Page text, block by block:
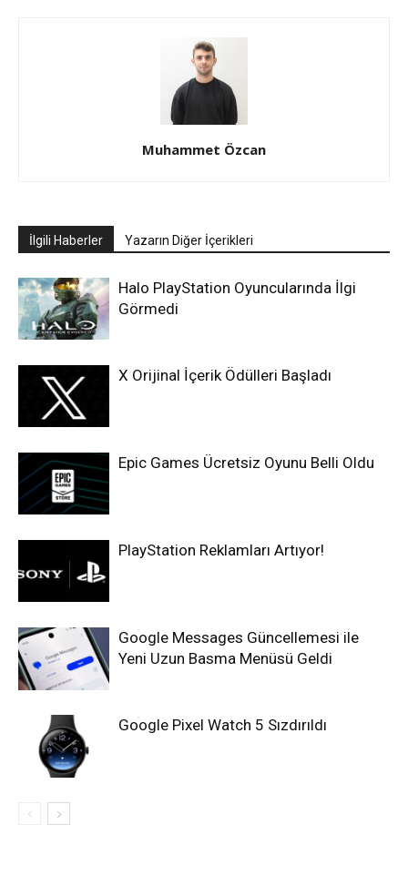
Muhammet Özcan
İlgili Haberler Yazarın Diğer İçerikleri
Halo PlayStation Oyuncularında İlgi
Görmedi
X Orijinal İçerik Ödülleri Başladı
Epic Games Ücretsiz Oyunu Belli Oldu
PlayStation Reklamları Artıyor!
Google Messages Güncellemesi ile
Yeni Uzun Basma Menüsü Geldi
Google Pixel Watch 5 Sızdırıldı